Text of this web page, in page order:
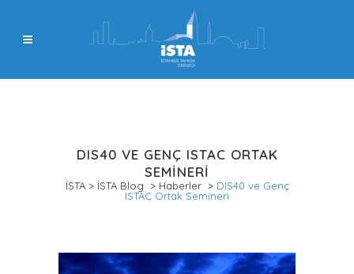
DIS40 VE GENÇ ISTAC ORTAK
SEMINERI
İSTA> İSTA Blog > Haberler > DIS40 ve Genç
ISTAC Ortak Semineri